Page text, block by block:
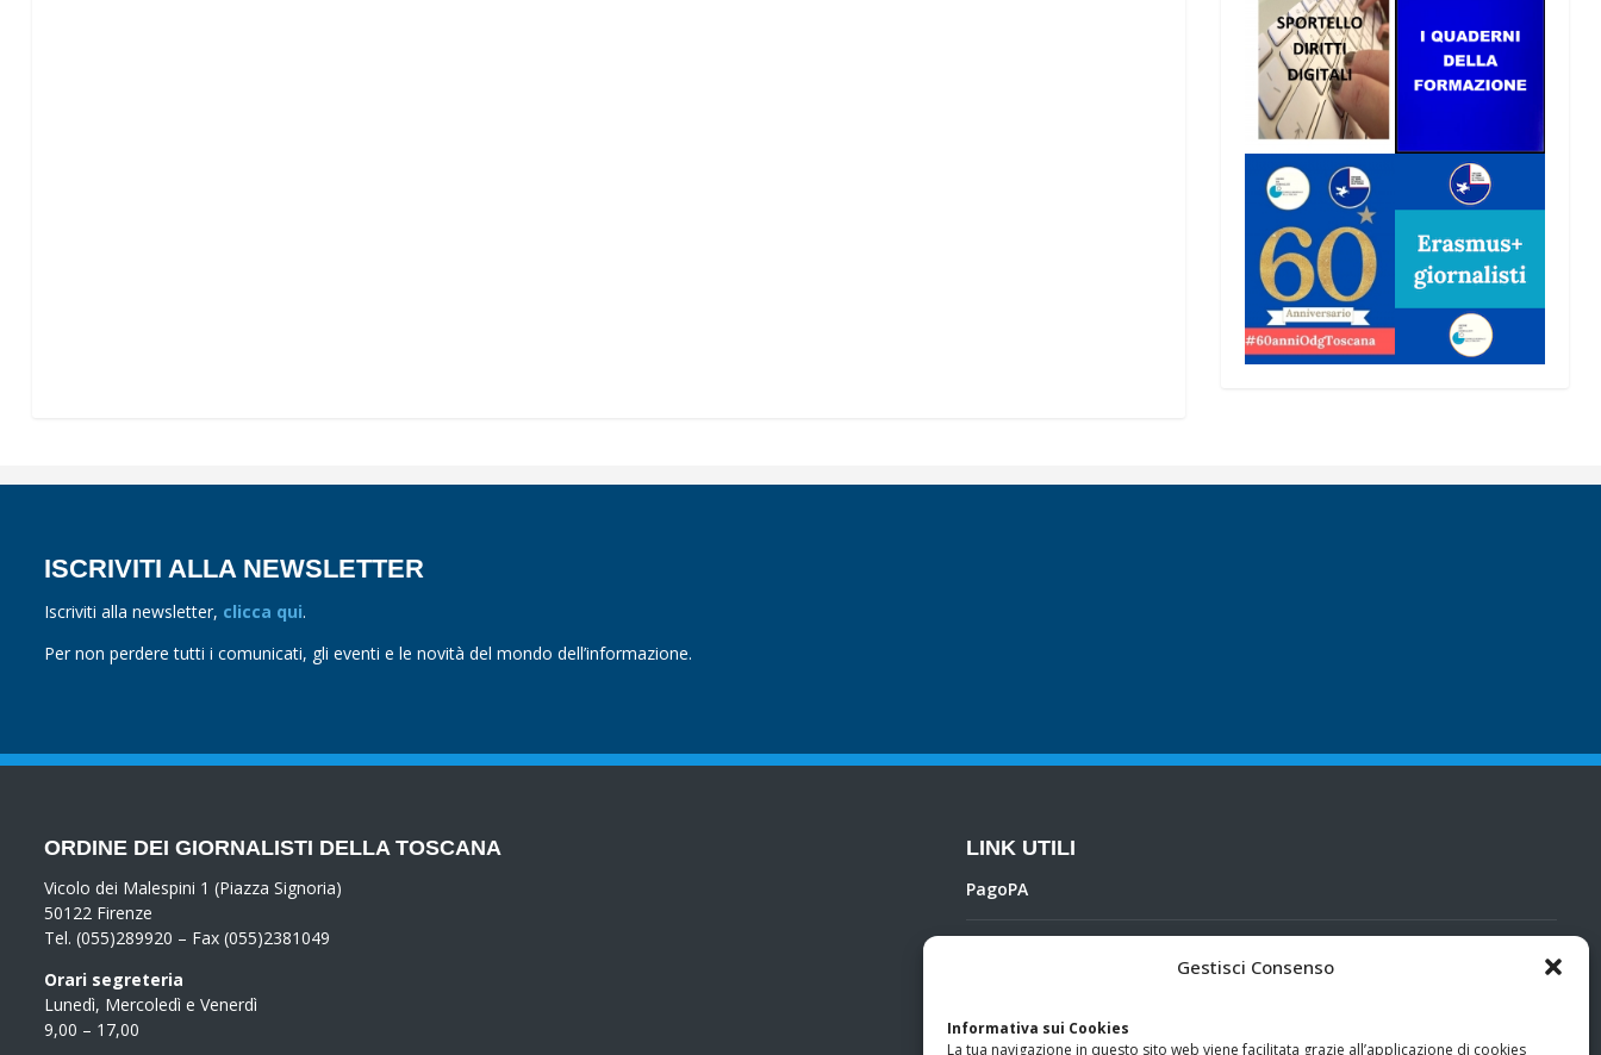
Gestisci Consenso
Informativa sui Cookies
La tua navigazione in questo sito web viene facilitata grazie all’applicazione di cookies
ISCRIVITI ALLA NEWSLETTER
Iscriviti alla newsletter, clicca qui.
Per non perdere tutti i comunicati, gli eventi e le novità del mondo dell’informazione.
ORDINE DEI GIORNALISTI DELLA TOSCANA
Vicolo dei Malespini 1 (Piazza Signoria)
50122 Firenze
Tel. (055)289920 – Fax (055)2381049
Orari segreteria
Lunedì, Mercoledì e Venerdì
9,00 – 17,00
LINK UTILI
PagoPA